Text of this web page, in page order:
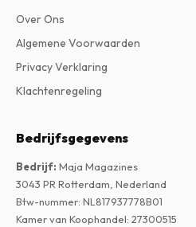
Over Ons
Algemene Voorwaarden
Privacy Verklaring
Klachtenregeling
Bedrijfsgegevens
Bedrijf: Maja Magazines
3043 PR Rotterdam, Nederland
Btw-nummer: NL817937778B01
Kamer van Koophandel: 27300515